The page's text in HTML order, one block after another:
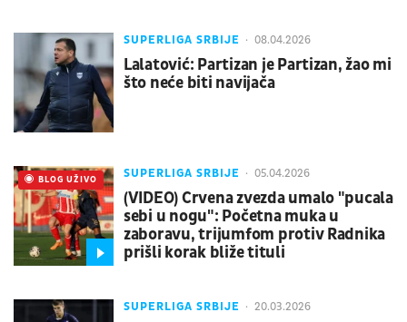
SUPERLIGA SRBIJE 08.04.2026
Lalatović: Partizan je Partizan, žao mi
što neće biti navijača
SUPERLIGA SRBIJE 05.04.2026
(VIDEO) Crvena zvezda umalo "pucala
sebi u nogu": Početna muka u
zaboravu, trijumfom protiv Radnika
prišli korak bliže tituli
UŽIVO
BLOG UŽIVO
SUPERLIGA SRBIJE 20.03.2026